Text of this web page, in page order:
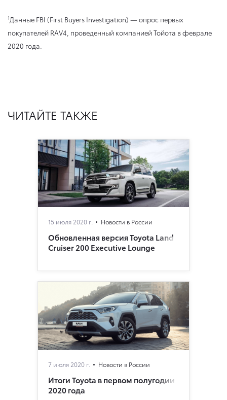
1Данные FBI (First Buyers Investigation) — опрос первых
покупателей RAV4, проведенный компанией Тойота в феврале
2020 года.
ЧИТАЙТЕ ТАКЖЕ
15 июля 2020 г. Новости в России
Обновленная версия Toyota Land
Cruiser 200 Executive Lounge
7 июля 2020 г. Новости в России
Итоги Toyota в первом полугодии
2020 года